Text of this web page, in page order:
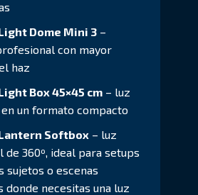
Dome Mini 3 –
con mayor
haz
Box 45×45 cm – luz
un formato compacto
Softbox – luz
de 360º, ideal para setups
sujetos o escenas
donde necesitas una luz